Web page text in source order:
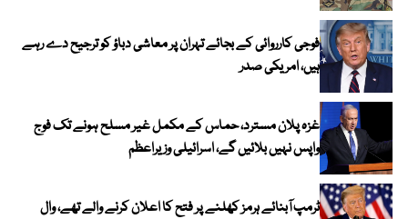
فوجی کارروائی کے بجائے تہران پر معاشی دباؤ کو ترجیح دے رہے
ہیں، امریکی صدر
غزہ پلان مسترد، حماس کے مکمل غیر مسلح ہونے تک فوج
واپس نہیں بلائیں گے، اسرائیلی وزیراعظم
ٹرمپ آبنائے ہرمز کھلنے پر فتح کا اعلان کرنے والے تھے، وال